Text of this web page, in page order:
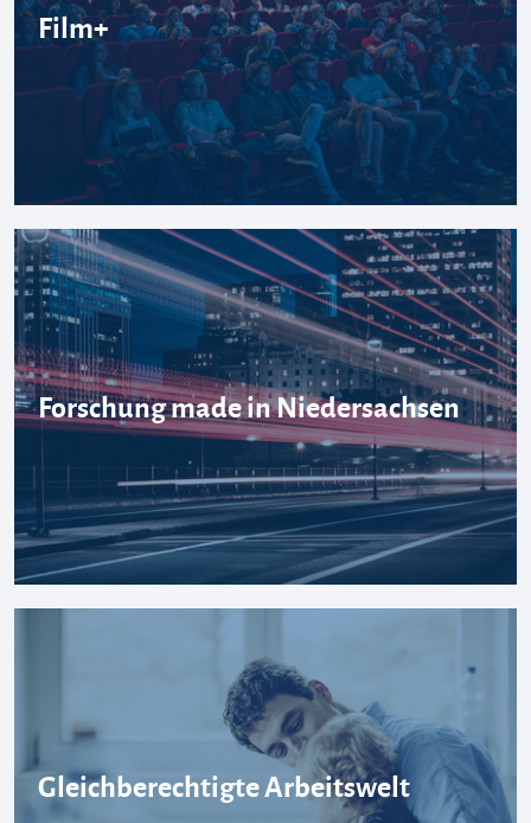
Film+
Forschung made in Niedersachsen
Gleichberechtigte Arbeitswelt